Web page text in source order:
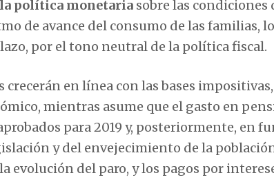
política monetaria sobre las condiciones
de avance del consumo de las familias,
por el tono neutral de la política fiscal.
en línea con las bases
mientras asume que el gasto en
para 2019 y, posteriormente, en
y del envejecimiento de la
evolución del paro, y los pagos por